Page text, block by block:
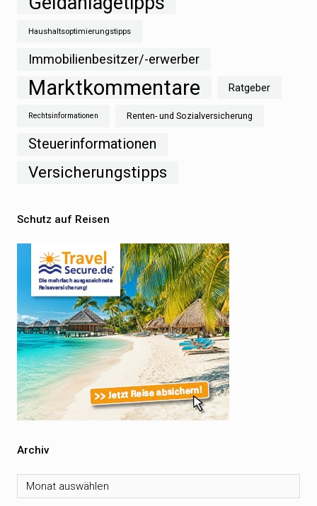
Haushaltsoptimierungstipps
Immobilienbesitzer/-erwerber
Marktkommentare Ratgeber
Rechtsinformationen Renten- und Sozialversicherung
Steuerinformationen
Versicherungstipps
Schutz auf Reisen
Archiv
Archiv